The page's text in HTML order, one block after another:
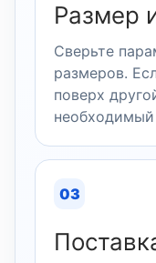
Размер
Сверьте
размеров.
поверх
03